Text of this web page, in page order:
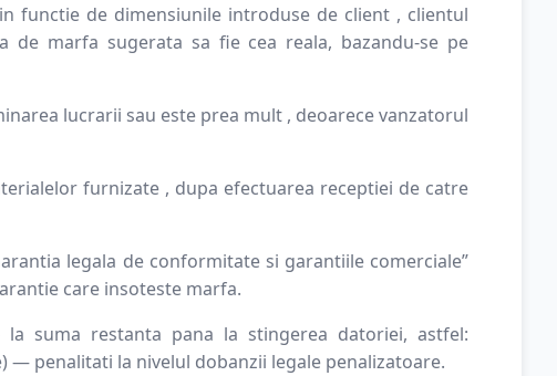
functie de dimensiunile introduse de client , clientul
marfa sugerata sa fie cea reala, bazandu-se pe
lucrarii sau este prea mult , deoarece vanzatorul
furnizate , dupa efectuarea receptiei de catre
legala de conformitate si garantiile comerciale”
care insoteste marfa.
suma restanta pana la stingerea datoriei, astfel:
penalitati la nivelul dobanzii legale penalizatoare.